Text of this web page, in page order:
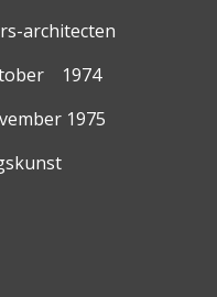
architecten
1974
1975